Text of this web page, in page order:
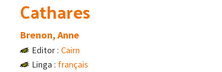
Cathares
Brenon, Anne
Editor : Cairn
Linga : français